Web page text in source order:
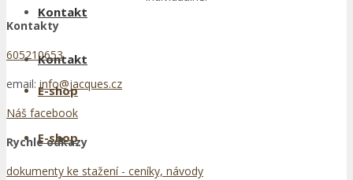
Kontakt
E-shop
Kontakt
E-shop
Kontakty
605210653
email:info@jacques.cz
Náš facebook
Rychlé odkazy
dokumenty ke stažení - ceníky, návody